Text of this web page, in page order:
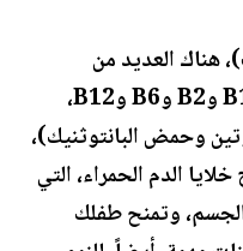
هناك العديد من
الفيتامينات المختلفة، وتشمل: (B1 وB2 وB6 وB12،
وحمض البانتوثنيك)،
الدم الحمراء، التي
وتمنح طفلك